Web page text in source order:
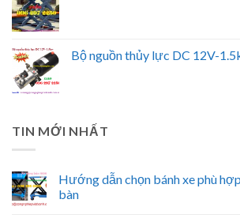
Bộ nguồn thủy lực DC 12V-
TIN MỚI NHẤT
Hướng dẫn chọn bánh xe phù
bàn